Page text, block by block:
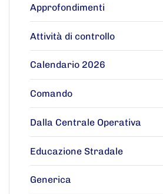
Approfondimenti
Attività di controllo
Calendario 2026
Comando
Dalla Centrale Operativa
Educazione Stradale
Generica